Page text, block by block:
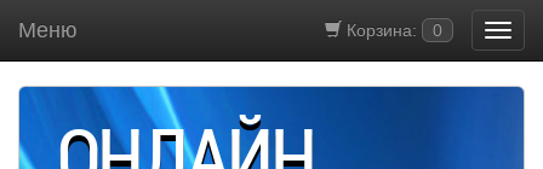
Корзина: 0
Меню